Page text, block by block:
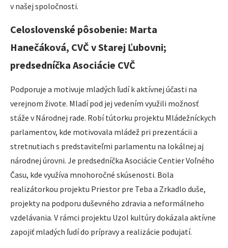
v našej spoločnosti.
Celoslovenské pôsobenie: Marta
Hanečáková, CVČ v Starej Ľubovni;
predsedníčka Asociácie CVČ
Podporuje a motivuje mladých ľudí k aktívnej účasti na
verejnom živote. Mladí pod jej vedením využili možnosť
stáže v Národnej rade. Robí tútorku projektu Mládežníckych
parlamentov, kde motivovala mládež pri prezentácii a
stretnutiach s predstaviteľmi parlamentu na lokálnej aj
národnej úrovni. Je predsedníčka Asociácie Centier Voľného
Času, kde využíva mnohoročné skúsenosti. Bola
realizátorkou projektu Priestor pre Teba a Zrkadlo duše,
projekty na podporu duševného zdravia a neformálneho
vzdelávania. V rámci projektu Uzol kultúry dokázala aktívne
zapojiť mladých ľudí do prípravy a realizácie podujatí.